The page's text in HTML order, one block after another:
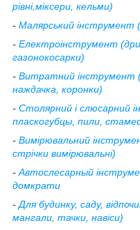
рівні,міксери, кельми)
- Малярський інструмент
- Електроінструмент
газонокосарки)
- Витратний інструмент
наждачка, коронки)
- Столярний і слюсарний
пласкогубцы, пили,
- Вимірювальний
стрічки вимірювальні)
-Автослесарный
домкрати
-Для будинку, саду,
мангали, тачки, навіси)